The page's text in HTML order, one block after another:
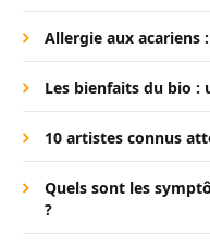
Allergie aux acariens
Les bienfaits du bio :
10 artistes connus
Quels sont les
?